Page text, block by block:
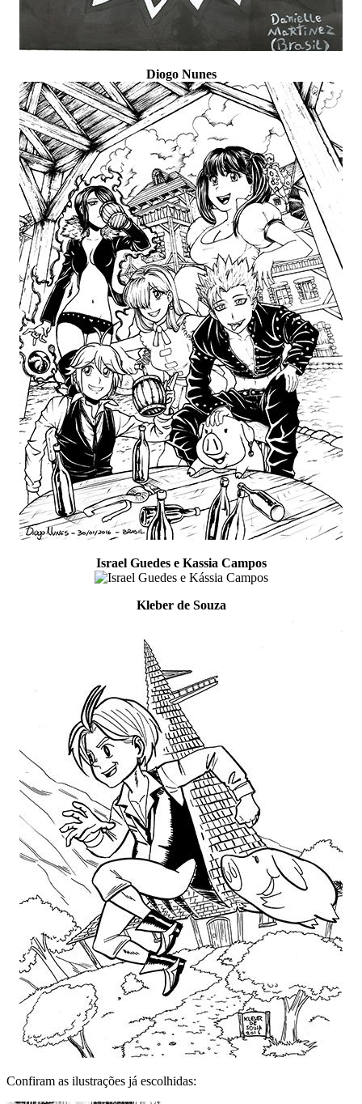
Diogo Nunes
Israel Guedes e Kassia Campos
Kleber de Souza
Confiram as ilustrações já escolhidas: